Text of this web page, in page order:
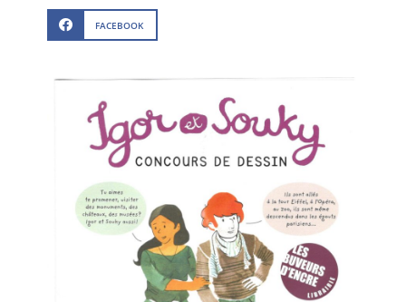
FACEBOOK